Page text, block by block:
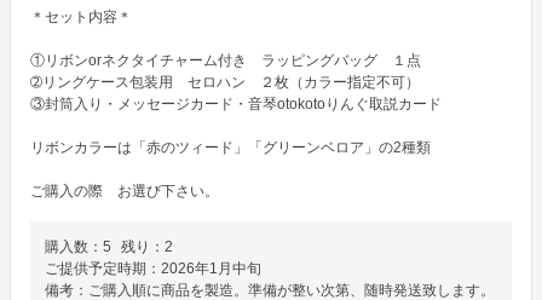
＊セット内容＊
①リボンorネクタイチャーム付き　ラッピングバッグ　１点
➁リングケース包装用　セロハン　２枚（カラー指定不可）
③封筒入り・メッセージカード・音琴otokotoりんぐ取説カード
リボンカラーは「赤のツィード」「グリーンベロア」の2種類
ご購入の際　お選び下さい。
購入数： 5 残り： 2
ご提供予定時期： 2026年1月中旬
備考： ご購入順に商品を製造。準備が整い次第、随時発送致します。